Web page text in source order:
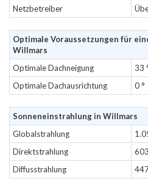
Netzbetreiber
Optimale Voraussetzungen für
Willmars
Optimale Dachneigung
33
Optimale Dachausrichtung
0 °
Sonneneinstrahlung in Willmars
Globalstrahlung
Direktstrahlung
Diffusstrahlung